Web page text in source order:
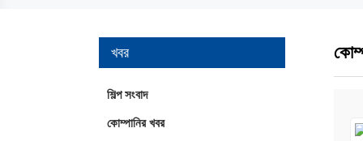
খবর
শিল্প সংবাদ
কোম্পানির খবর